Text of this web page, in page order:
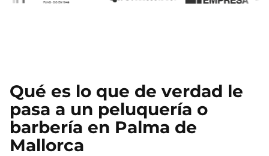
Qué es lo que de verdad le
pasa a un peluquería o
barbería en Palma de
Mallorca